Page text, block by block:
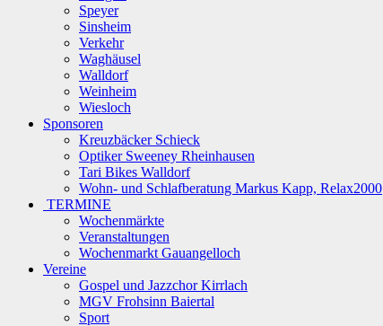
Speyer
Sinsheim
Verkehr
Waghäusel
Walldorf
Weinheim
Wiesloch
Sponsoren
Kreuzbäcker Schieck
Optiker Sweeney Rheinhausen
Tari Bikes Walldorf
Wohn- und Schlafberatung Markus Kapp, Relax2000
TERMINE
Wochenmärkte
Veranstaltungen
Wochenmarkt Gauangelloch
Vereine
Gospel und Jazzchor Kirrlach
MGV Frohsinn Baiertal
Sport